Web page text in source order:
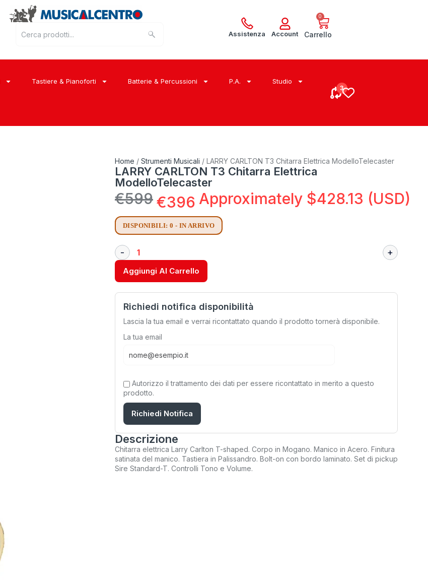
Assistenza Account
0
Carrello
Tastiere & Pianoforti Batterie & Percussioni P.A. Studio
Home / Strumenti Musicali / LARRY CARLTON T3 Chitarra Elettrica ModelloTelecaster
LARRY CARLTON T3 Chitarra Elettrica
ModelloTelecaster
€599€396 Approximately $428.13 (USD)
DISPONIBILI: 0 - IN ARRIVO
Aggiungi Al Carrello
Richiedi notifica disponibilità
Lascia la tua email e verrai ricontattato quando il prodotto tornerà disponibile.
La tua email
Autorizzo il trattamento dei dati per essere ricontattato in merito a questo
prodotto.
Richiedi Notifica
Descrizione
Chitarra elettrica Larry Carlton T-shaped. Corpo in Mogano. Manico in Acero. Finitura
satinata del manico. Tastiera in Palissandro. Bolt-on con bordo laminato. Set di pickup
Sire Standard-T. Controlli Tono e Volume.